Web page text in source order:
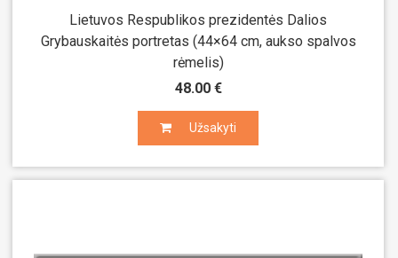
Lietuvos Respublikos prezidentės Dalios
Grybauskaitės portretas (44×64 cm, aukso spalvos
rėmelis)
48.00 €
Užsakyti
Užsakyti